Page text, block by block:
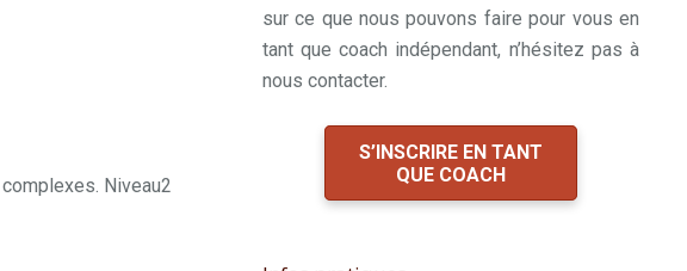
Niveau2
sur ce que nous pouvons faire pour vous en
tant que coach indépendant, n’hésitez pas à
nous contacter.
S’INSCRIRE EN TANT
QUE COACH